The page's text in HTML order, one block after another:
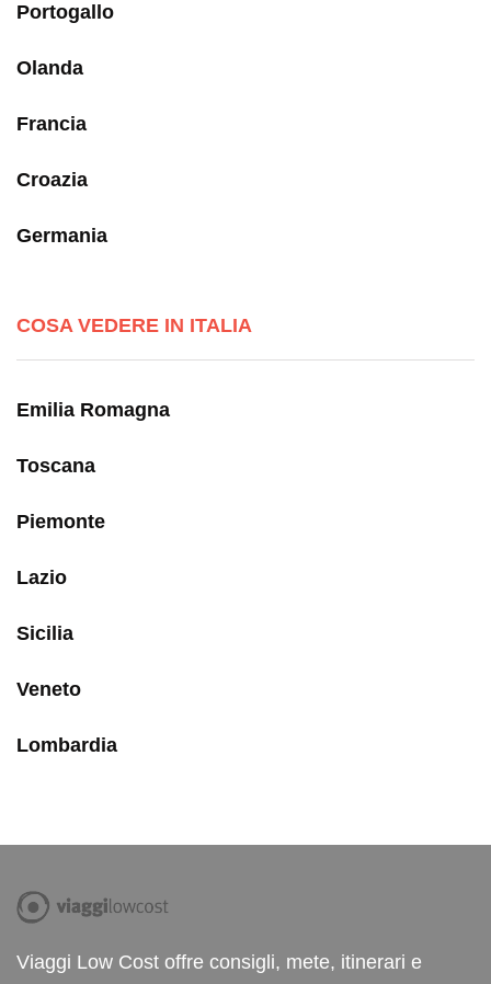
Portogallo
Olanda
Francia
Croazia
Germania
COSA VEDERE IN ITALIA
Emilia Romagna
Toscana
Piemonte
Lazio
Sicilia
Veneto
Lombardia
Viaggi Low Cost offre consigli, mete, itinerari e